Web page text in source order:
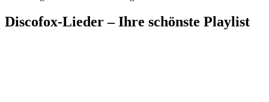
Discofox-Lieder – Ihre schönste Playlist